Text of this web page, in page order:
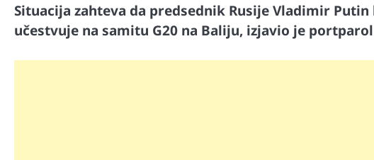
Situacija zahteva da predsednik Rusije Vladimir
učestvuje na samitu G20 na Baliju, izjavio je